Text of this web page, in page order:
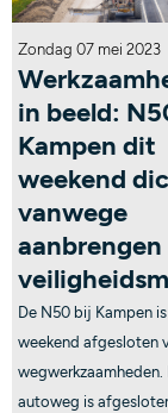
Zondag 07 mei 2023
in beeld:
Kampen dit
weekend
vanwege
aanbrengen
De N50 bij Kampen
weekend afgesloten
wegwerkzaamheden.
autoweg is